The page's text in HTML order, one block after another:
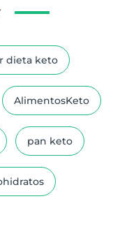
dieta keto
AlimentosKeto
pan keto